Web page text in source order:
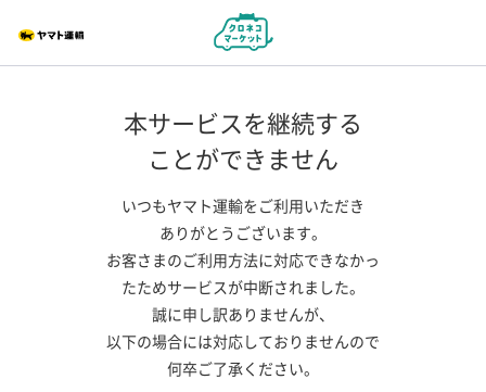
本サービスを継続する
ことができません
いつもヤマト運輸をご利用いただき
ありがとうございます。
お客さまのご利用方法に対応できなかっ
たためサービスが中断されました。
誠に申し訳ありませんが、
以下の場合には対応しておりませんので
何卒ご了承ください。